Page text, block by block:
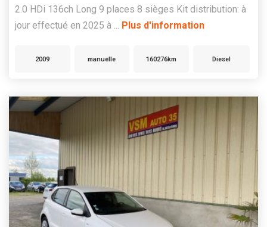
2.0 HDi 136ch Long 9 places 8 sièges Kit distribution: à
jour effectué en 2025 à ... Plus d'information
2009 manuelle 160276km Diesel